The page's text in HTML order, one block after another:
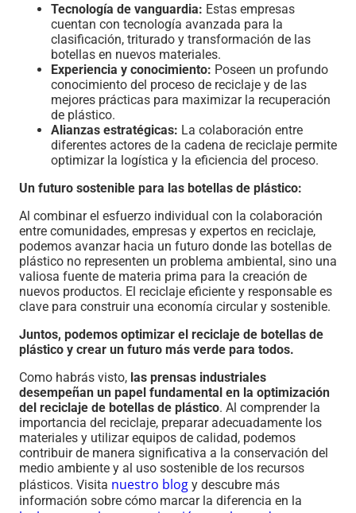
Tecnología de vanguardia: Estas empresas
cuentan con tecnología avanzada para la
clasificación, triturado y transformación de las
botellas en nuevos materiales.
Experiencia y conocimiento: Poseen un profundo
conocimiento del proceso de reciclaje y de las
mejores prácticas para maximizar la recuperación
de plástico.
Alianzas estratégicas: La colaboración entre
diferentes actores de la cadena de reciclaje permite
optimizar la logística y la eficiencia del proceso.
Un futuro sostenible para las botellas de plástico:
Al combinar el esfuerzo individual con la colaboración
entre comunidades, empresas y expertos en reciclaje,
podemos avanzar hacia un futuro donde las botellas de
plástico no representen un problema ambiental, sino una
valiosa fuente de materia prima para la creación de
nuevos productos. El reciclaje eficiente y responsable es
clave para construir una economía circular y sostenible.
Juntos, podemos optimizar el reciclaje de botellas de
plástico y crear un futuro más verde para todos.
Como habrás visto, las prensas industriales
desempeñan un papel fundamental en la optimización
del reciclaje de botellas de plástico. Al comprender la
importancia del reciclaje, preparar adecuadamente los
materiales y utilizar equipos de calidad, podemos
contribuir de manera significativa a la conservación del
medio ambiente y al uso sostenible de los recursos
plásticos. Visita nuestro blog y descubre más
información sobre cómo marcar la diferencia en la